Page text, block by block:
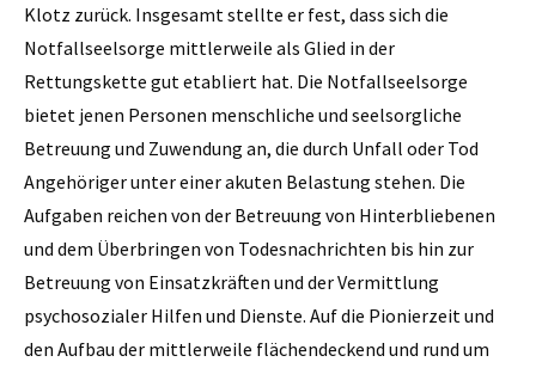
Klotz zurück. Insgesamt stellte er fest, dass sich die
Notfallseelsorge mittlerweile als Glied in der
Rettungskette gut etabliert hat. Die Notfallseelsorge
bietet jenen Personen menschliche und seelsorgliche
Betreuung und Zuwendung an, die durch Unfall oder Tod
Angehöriger unter einer akuten Belastung stehen. Die
Aufgaben reichen von der Betreuung von Hinterbliebenen
und dem Überbringen von Todesnachrichten bis hin zur
Betreuung von Einsatzkräften und der Vermittlung
psychosozialer Hilfen und Dienste. Auf die Pionierzeit und
den Aufbau der mittlerweile flächendeckend und rund um